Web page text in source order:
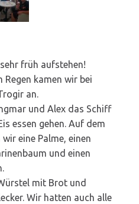
früh aufstehen!
Regen kamen wir bei
an.
und Alex das Schiff
essen gehen. Auf dem
eine Palme, einen
und einen
mit Brot und
Wir hatten auch alle